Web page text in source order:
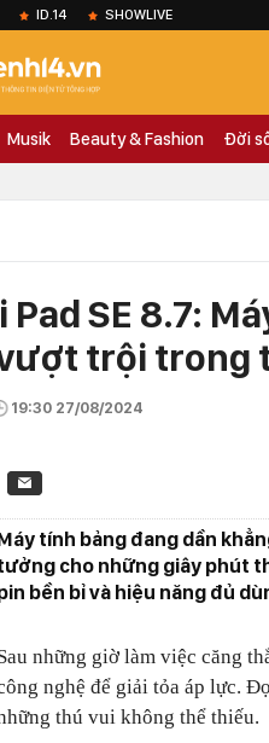
ID.14 SHOWLIVE
Musik Beauty & Fashion Đời
Pad SE 8.7:
trội trong
19:30 27/08/2024
tính bảng đang dần
cho những giây phút
bền bỉ và hiệu năng đủ
những giờ làm việc căng
nghệ để giải tỏa áp lực.
thú vui không thể thiếu.